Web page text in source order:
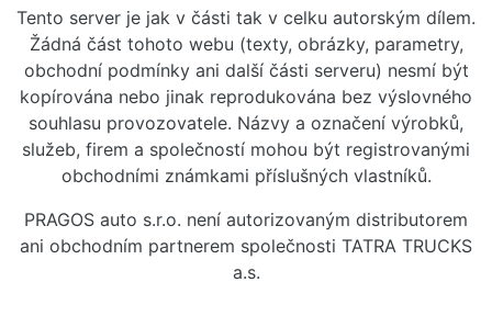
Tento server je jak v části tak v celku autorským dílem.
Žádná část tohoto webu (texty, obrázky, parametry,
obchodní podmínky ani další části serveru) nesmí být
kopírována nebo jinak reprodukována bez výslovného
souhlasu provozovatele. Názvy a označení výrobků,
služeb, firem a společností mohou být registrovanými
obchodními známkami příslušných vlastníků.
PRAGOS auto s.r.o. není autorizovaným distributorem
ani obchodním partnerem společnosti TATRA TRUCKS
a.s.